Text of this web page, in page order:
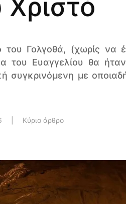
Χριστό
Γολγοθά, (χωρίς να
του Ευαγγελίου θα
συγκρινόμενη με
Κύριο άρθρο